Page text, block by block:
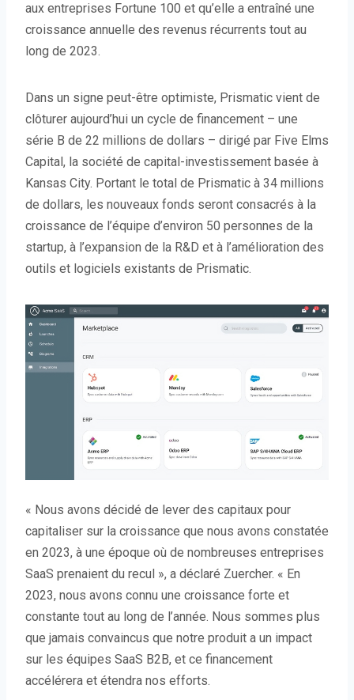
aux entreprises Fortune 100 et qu’elle a entraîné une
croissance annuelle des revenus récurrents tout au
long de 2023.
Dans un signe peut-être optimiste, Prismatic vient de
clôturer aujourd’hui un cycle de financement – ​​une
série B de 22 millions de dollars – dirigé par Five Elms
Capital, la société de capital-investissement basée à
Kansas City. Portant le total de Prismatic à 34 millions
de dollars, les nouveaux fonds seront consacrés à la
croissance de l’équipe d’environ 50 personnes de la
startup, à l’expansion de la R&D et à l’amélioration des
outils et logiciels existants de Prismatic.
« Nous avons décidé de lever des capitaux pour
capitaliser sur la croissance que nous avons constatée
en 2023, à une époque où de nombreuses entreprises
SaaS prenaient du recul », a déclaré Zuercher. « En
2023, nous avons connu une croissance forte et
constante tout au long de l’année. Nous sommes plus
que jamais convaincus que notre produit a un impact
sur les équipes SaaS B2B, et ce financement
accélérera et étendra nos efforts.